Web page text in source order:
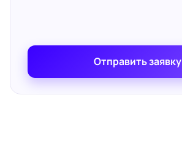
Отправить заявку